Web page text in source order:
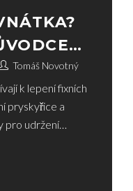
Tomáš Novotný
k lepení fixních
pryskyřice a
pro udržení